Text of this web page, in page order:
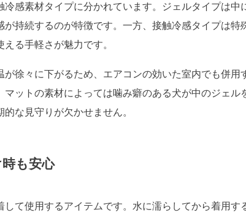
冷感素材タイプに分かれています。ジェルタイプは中
持続するのが特徴です。一方、接触冷感タイプは特
る手軽さが魅力です。
徐々に下がるため、エアコンの効いた室内でも併用
ットの素材によっては噛み癖のある犬が中のジェル
な見守りが欠かせません。
も安心
て使用するアイテムです。水に濡らしてから着用す